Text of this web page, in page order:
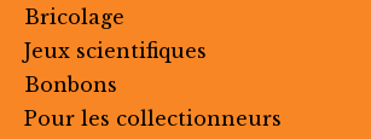
Bricolage
Jeux scientifiques
Bonbons
Pour les collectionneurs